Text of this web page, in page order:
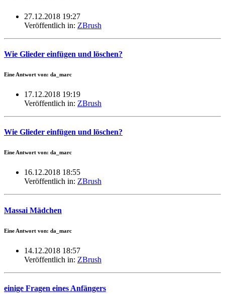
27.12.2018 19:27
Veröffentlich in: ZBrush
Wie Glieder einfügen und löschen?
Eine Antwort von: da_marc
17.12.2018 19:19
Veröffentlich in: ZBrush
Wie Glieder einfügen und löschen?
Eine Antwort von: da_marc
16.12.2018 18:55
Veröffentlich in: ZBrush
Massai Mädchen
Eine Antwort von: da_marc
14.12.2018 18:57
Veröffentlich in: ZBrush
einige Fragen eines Anfängers